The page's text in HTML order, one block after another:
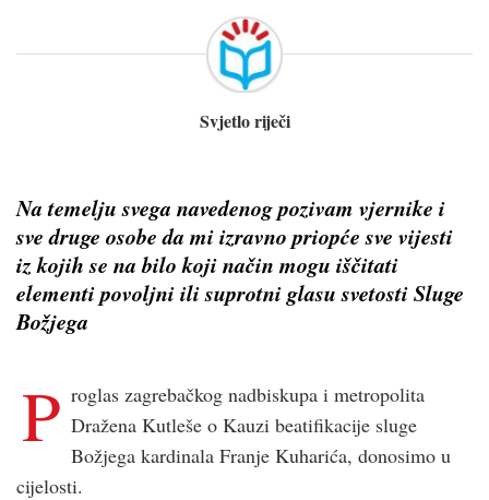
Svjetlo riječi
Na temelju svega navedenog pozivam vjernike i
sve druge osobe da mi izravno priopće sve vijesti
iz kojih se na bilo koji način mogu iščitati
elementi povoljni ili suprotni glasu svetosti Sluge
Božjega
P roglas zagrebačkog nadbiskupa i metropolita
Dražena Kutleše o Kauzi beatifikacije sluge
Božjega kardinala Franje Kuharića, donosimo u
cijelosti.